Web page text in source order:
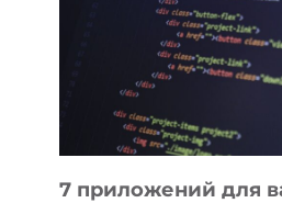
ДЛЯ
РАБОТЫ
7 приложений для